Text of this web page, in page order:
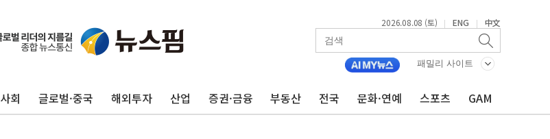
2026.08.08 (토) | ENG | 中文
패밀리 사이트
사회 글로벌·중국 해외투자 산업 증권·금융 부동산 전국 문화·연예 스포츠 GAM
유럽증시, 美 고용 예상 밖 부진에 연준 금리 인상 가능성 낮아지며 상승… STOXX 600 지수는 나흘 연속 최고치
미 연준 매파 기세 꺾이나…고용 감소에 9월 동결 전망 우세
트럼프, 백신·자폐증 행정명령 검토…"이르면 다음 주"
美 항소법원, 백악관 무도회장 공사 중단 명령…트럼프 제동